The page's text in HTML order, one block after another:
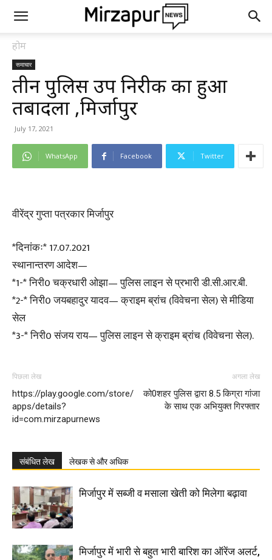
होम
समाचार
तीन पुलिस उप निरीक्षक का हुआ
तबादला ,मिर्जापुर
July 17, 2021
WhatsApp Facebook Twitter
वीरेंद्र गुप्ता पत्रकार मिर्जापुर
*दिनांकः* 17.07.2021
स्थानान्तरण आदेश—
*1-* निरी0 चक्रधारी ओझा— पुलिस लाइन से प्रभारी डी.सी.आर.बी.
*2-* निरी0 जयबहादुर यादव— क्राइम ब्रांच (विवेचना सेल) से मीडिया
सेल
*3-* निरी0 संजय राय— पुलिस लाइन से क्राइम ब्रांच (विवेचना सेल).
पिछला लेख
https://play.google.com/store/
apps/details?
id=com.mirzapurnews
अगला लेख
को0शहर पुलिस द्वारा 8.5 किग्रा गांजा
के साथ एक अभियुक्त गिरफ्तार
संबंधित लेख लेखक से और अधिक
मिर्जापुर में सब्जी व मसाला खेती को मिलेगा बढ़ावा
मिर्जापुर में भारी से बहुत भारी बारिश का ऑरेंज अलर्ट,